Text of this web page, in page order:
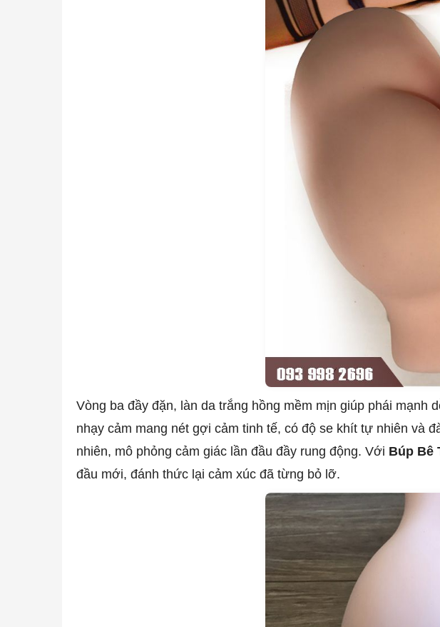
Vòng ba đầy đặn, làn da trắng hồng mềm mịn giúp phái mạnh
nhạy cảm mang nét gợi cảm tinh tế, có độ se khít tự nhiên và
nhiên, mô phỏng cảm giác lần đầu đầy rung động. Với Búp Bê
đầu mới, đánh thức lại cảm xúc đã từng bỏ lỡ.